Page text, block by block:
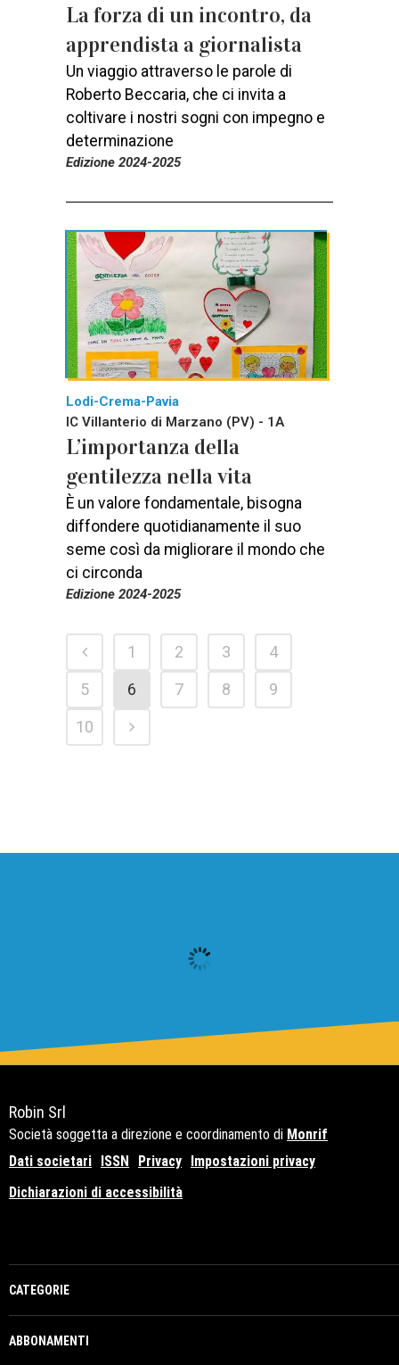
La forza di un incontro, da
apprendista a giornalista
Un viaggio attraverso le parole di
Roberto Beccaria, che ci invita a
coltivare i nostri sogni con impegno e
determinazione
Edizione 2024-2025
Lodi-Crema-Pavia
IC Villanterio di Marzano (PV) - 1A
L’importanza della
gentilezza nella vita
È un valore fondamentale, bisogna
diffondere quotidianamente il suo
seme così da migliorare il mondo che
ci circonda
Edizione 2024-2025
1 2 3
4
5
6 7 8
9
10
Robin Srl
Società soggetta a direzione e coordinamento di Monrif
Dati societari
ISSN Privacy
Impostazioni privacy
Dichiarazioni di accessibilità
CATEGORIE
ABBONAMENTI